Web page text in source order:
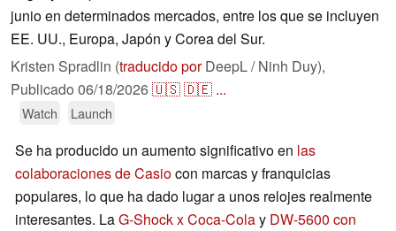
junio en determinados mercados, entre los que se incluyen
EE. UU., Europa, Japón y Corea del Sur.
Kristen Spradlin (traducido porDeepL / Ninh Duy),
Publicado 06/18/2026🇺🇸🇩🇪 ...
Watch Launch
Se ha producido un aumento significativo en las
colaboraciones de Casiocon marcas y franquicias
populares, lo que ha dado lugar a unos relojes realmente
interesantes. LaG-Shock x Coca-Colay DW-5600 con